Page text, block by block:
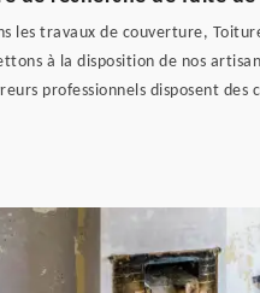
les travaux de couverture,
à la disposition de nos
professionnels disposent